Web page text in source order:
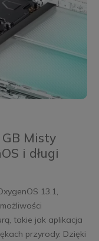
Misty
i długi
13.1,
takie jak aplikacja
przyrody. Dzięki